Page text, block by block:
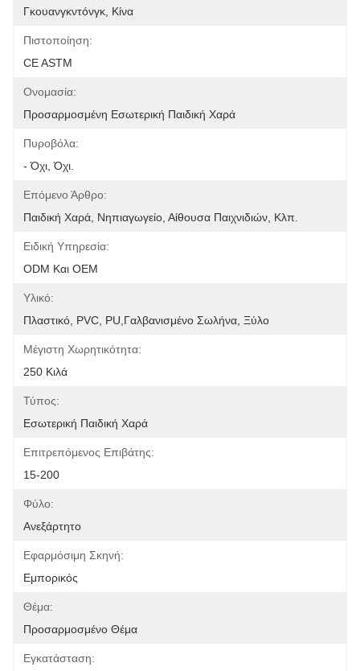
Γκουανγκντόνγκ, Κίνα
Πιστοποίηση:
CE ASTM
Ονομασία:
Προσαρμοσμένη Εσωτερική Παιδική Χαρά
Πυροβόλα:
- Όχι, Όχι.
Επόμενο Άρθρο:
Παιδική Χαρά, Νηπιαγωγείο, Αίθουσα Παιχνιδιών, Κλπ.
Ειδική Υπηρεσία:
ODM Και OEM
Υλικό:
Πλαστικό, PVC, PU,Γαλβανισμένο Σωλήνα, Ξύλο
Μέγιστη Χωρητικότητα:
250 Κιλά
Τύπος:
Εσωτερική Παιδική Χαρά
Επιτρεπόμενος Επιβάτης:
15-200
Φύλο:
Ανεξάρτητο
Εφαρμόσιμη Σκηνή:
Εμπορικός
Θέμα:
Προσαρμοσμένο Θέμα
Εγκατάσταση: